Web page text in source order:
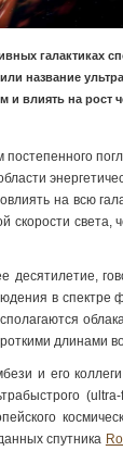
галактиках
название
и влиять на
на всю
скорости
в
длинами
и его
спутника